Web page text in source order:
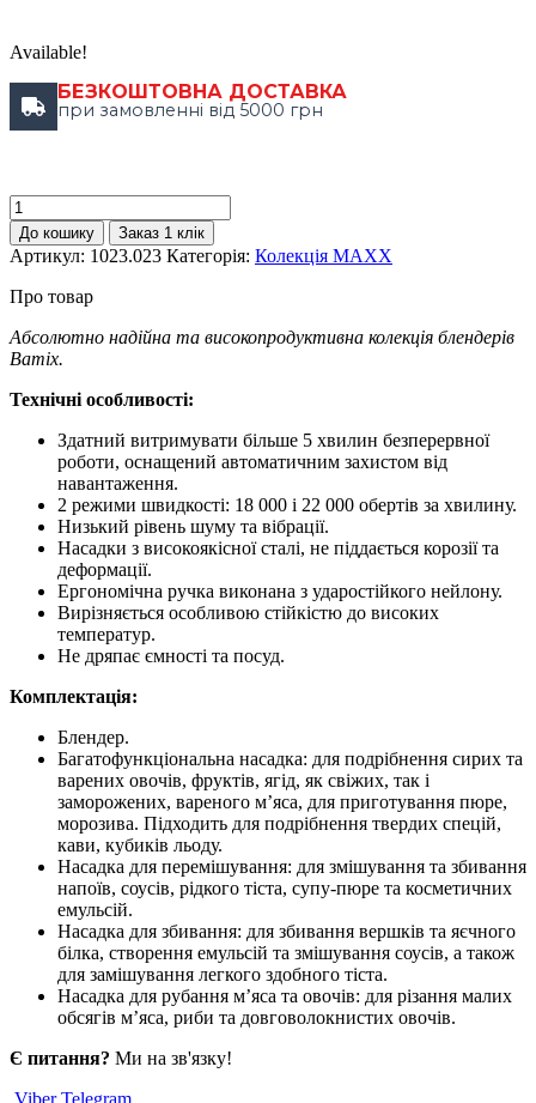
Available!
БЕЗКОШТОВНА ДОСТАВКА
при замовленні від 5000 грн
До кошику Заказ 1 клік
Артикул: 1023.023 Категорія: Колекція MAXX
Про товар
Абсолютно надійна та високопродуктивна колекція блендерів
Bamix.
Технічні особливості:
Здатний витримувати більше 5 хвилин безперервної
роботи, оснащений автоматичним захистом від
навантаження.
2 режими швидкості: 18 000 і 22 000 обертів за хвилину.
Низький рівень шуму та вібрації.
Насадки з високоякісної сталі, не піддається корозії та
деформації.
Ергономічна ручка виконана з ударостійкого нейлону.
Вирізняється особливою стійкістю до високих
температур.
Не дряпає ємності та посуд.
Комплектація:
Блендер.
Багатофункціональна насадка: для подрібнення сирих та
варених овочів, фруктів, ягід, як свіжих, так і
заморожених, вареного м’яса, для приготування пюре,
морозива. Підходить для подрібнення твердих спецій,
кави, кубиків льоду.
Насадка для перемішування: для змішування та збивання
напоїв, соусів, рідкого тіста, супу-пюре та косметичних
емульсій.
Насадка для збивання: для збивання вершків та яєчного
білка, створення емульсій та змішування соусів, а також
для замішування легкого здобного тіста.
Насадка для рубання м’яса та овочів: для різання малих
обсягів м’яса, риби та довговолокнистих овочів.
Є питання? Ми на зв'язку!
Viber Telegram